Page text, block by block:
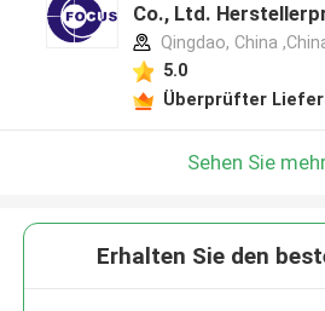
Hinterlass eine
Co., Ltd.
Qingdao, China
5.0
Überprüfter
Sehen Sie
Erhalten Sie den